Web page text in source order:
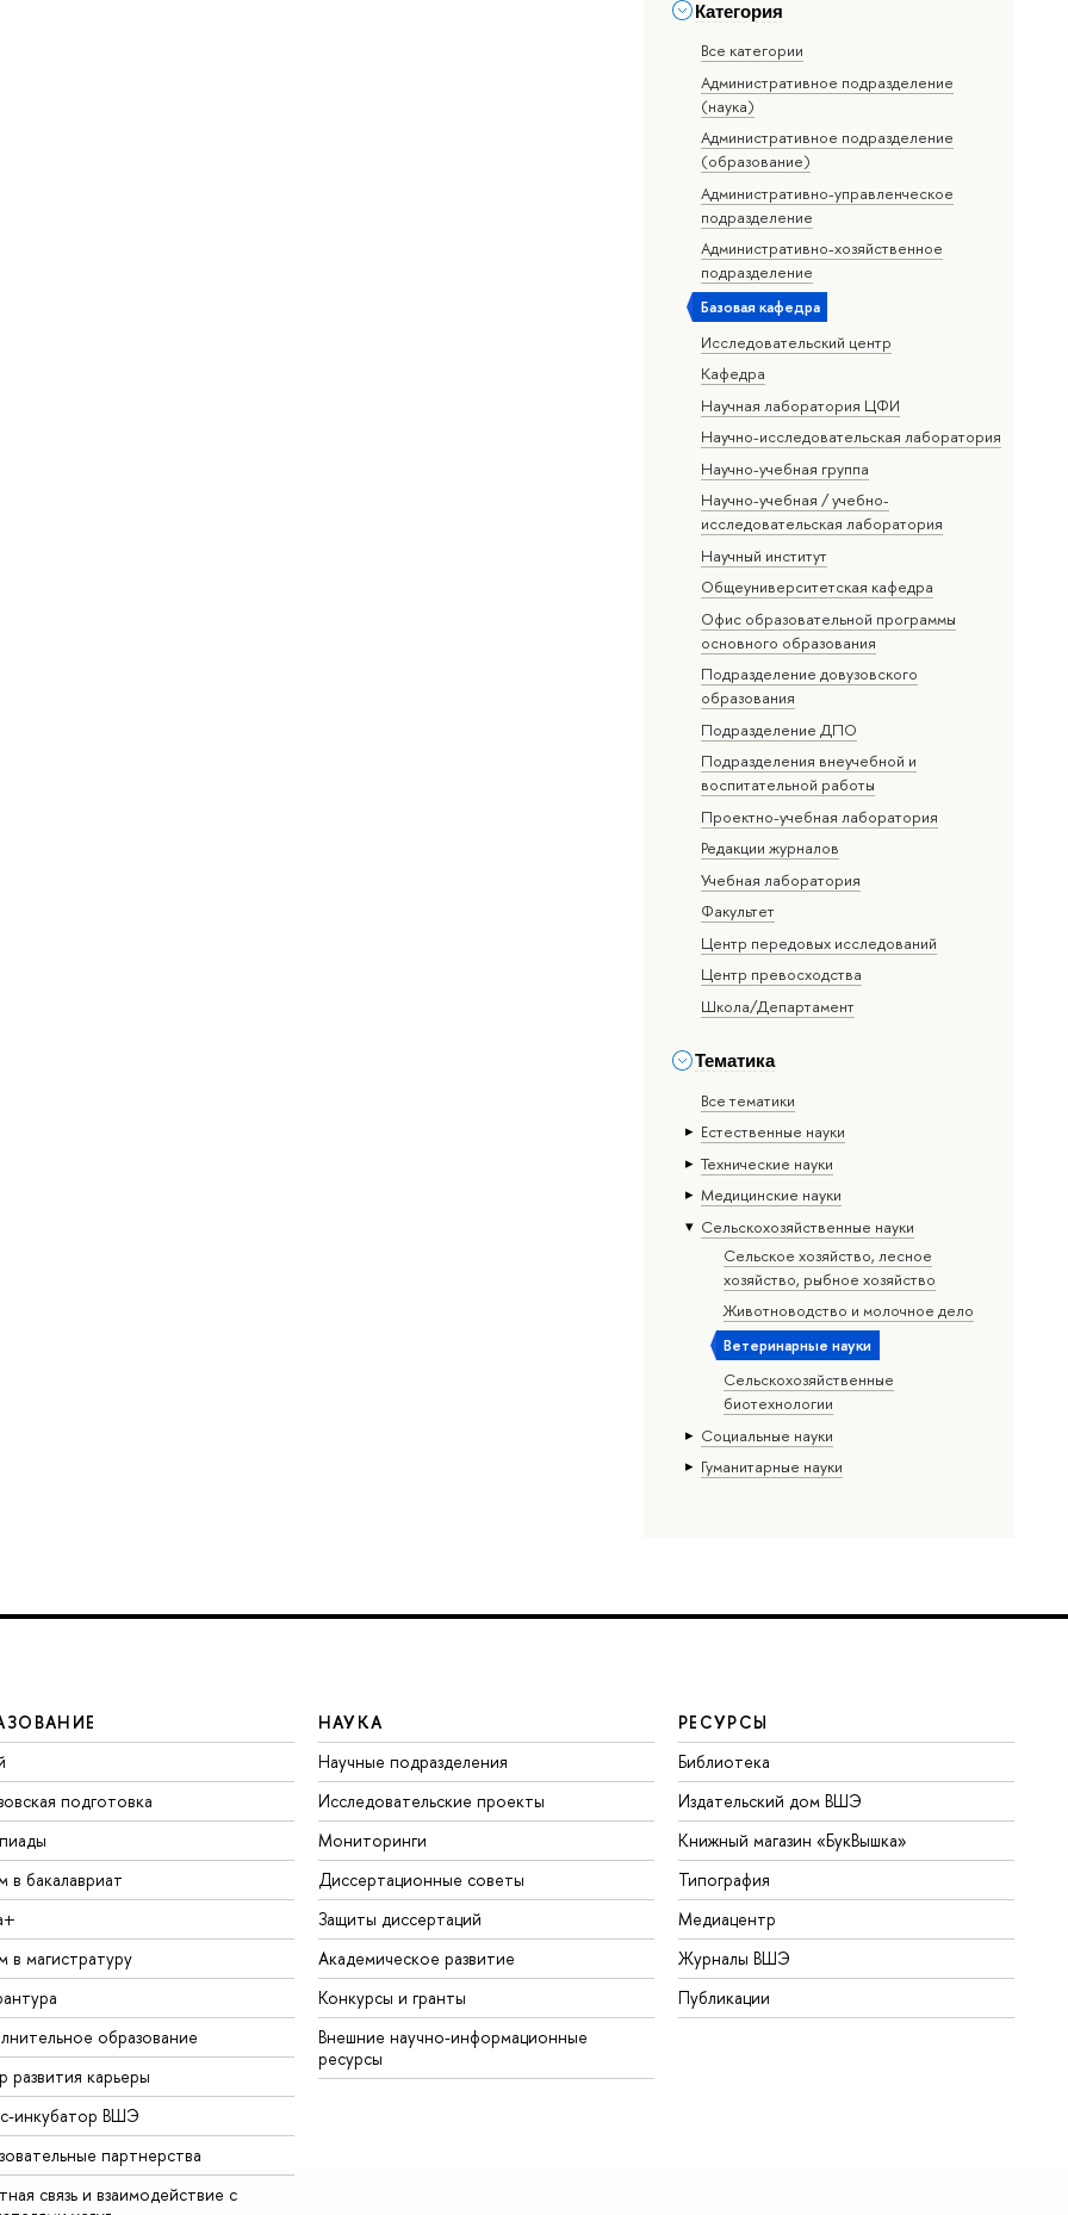
Категория
Все категории
Административное подразделение
(наука)
Административное подразделение
(образование)
Административно-управленческое
подразделение
Административно-хозяйственное
подразделение
Базовая кафедра
Исследовательский центр
Кафедра
Научная лаборатория ЦФИ
Научно-исследовательская лаборатория
Научно-учебная группа
Научно-учебная / учебно-
исследовательская лаборатория
Научный институт
Общеуниверситетская кафедра
Офис образовательной программы
основного образования
Подразделение довузовского
образования
Подразделение ДПО
Подразделения внеучебной и
воспитательной работы
Проектно-учебная лаборатория
Редакции журналов
Учебная лаборатория
Факультет
Центр передовых исследований
Центр превосходства
Школа/Департамент
Тематика
Все тематики
Естественные науки
Тех­ничес­кие науки
Медицинские науки
Сельскохозяйственные науки
Сельское хозяйство, лесное
хозяйство, рыбное хозяйство
Животноводство и молочное дело
Ветеринарные науки
Сельскохозяйственные
биотехнологии
Социальные науки
Гуманитарные науки
подготовка
в бакалавриат
в магистратуру
образование
развития карьеры
инкубатор ВШЭ
партнерства
связь и взаимодействие с
НАУКА
Научные подразделения
Исследовательские проекты
Мониторинги
Диссертационные советы
Защиты диссертаций
Академическое развитие
Конкурсы и гранты
Внешние научно-информационные
ресурсы
РЕСУРСЫ
Библиотека
Издательский дом ВШЭ
Книжный магазин «БукВышка»
Типография
Медиацентр
Журналы ВШЭ
Публикации